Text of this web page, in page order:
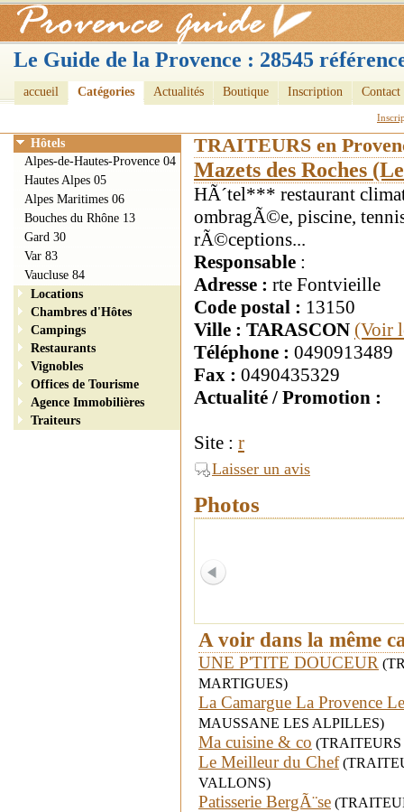
Le Guide de la Provence : 28545
accueil Catégories Actualités Boutique Inscription Contact
TRAITEURS en
Mazets des Roches
HÃ´tel*** restaurant
ombragÃ©e, piscine,
rÃ©ceptions...
Responsable :
Adresse : rte Fontvieille
Code postal : 13150
Ville : TARASCON (Voir
Téléphone : 0490913489
Fax : 0490435329
Actualité / Promotion :
Site : r
Laisser un avis
Photos
A voir dans la même
UNE P'TITE DOUCEUR
MARTIGUES)
La Camargue La Provence
MAUSSANE LES ALPILLES)
Ma cuisine & co (TRAITEURS
Le Meilleur du Chef
VALLONS)
Patisserie BergÃ¨se
Hôtels
Alpes-de-Hautes-Provence 04
Hautes Alpes 05
Alpes Maritimes 06
Bouches du Rhône 13
Gard 30
Var 83
Vaucluse 84
Locations
Chambres d'Hôtes
Campings
Restaurants
Vignobles
Offices de Tourisme
Agence Immobilières
Traiteurs